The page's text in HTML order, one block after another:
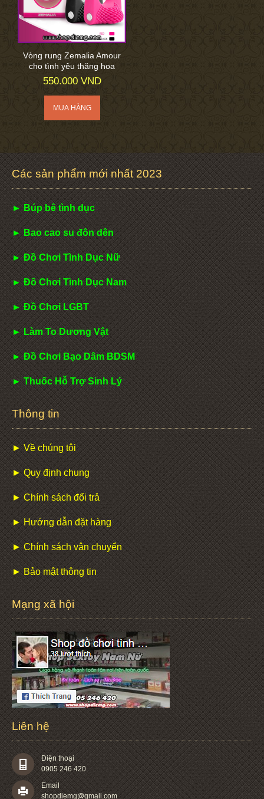
Vòng rung Zemalia Amour
cho tình yêu thăng hoa
550.000 VND
Các sản phẩm mới nhất 2023
► Búp bê tình dục
► Bao cao su đôn dên
► Đồ Chơi Tình Dục Nữ
► Đồ Chơi Tình Dục Nam
► Đồ Chơi LGBT
► Làm To Dương Vật
► Đồ Chơi Bạo Dâm BDSM
► Thuốc Hỗ Trợ Sinh Lý
Thông tin
► Về chúng tôi
► Quy định chung
► Chính sách đổi trả
► Hướng dẫn đặt hàng
► Chính sách vận chuyển
► Bảo mật thông tin
Mạng xã hội
Liên hệ
Điện thoại
0905 246 420
Email
shopdiemg@gmail.com